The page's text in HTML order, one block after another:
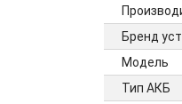
Бренд
Модель
Тип АКБ